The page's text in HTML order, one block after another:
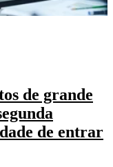
de grande
de entrar